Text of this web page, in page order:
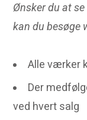
Ønsker du at
kan du besøge
Alle værker
Der
ved hvert salg